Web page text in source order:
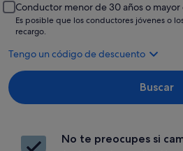
Conductor menor de 30 años o mayor
Es posible que los conductores jóvenes o
recargo.
Tengo un código de descuento
Buscar
No te preocupes si